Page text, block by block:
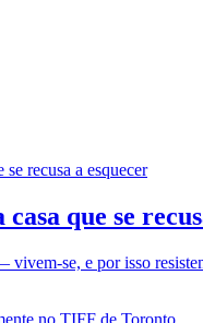
que se
vivem-se, e por isso